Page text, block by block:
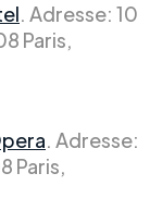
. Adresse: 10
Paris,
. Adresse:
Paris,